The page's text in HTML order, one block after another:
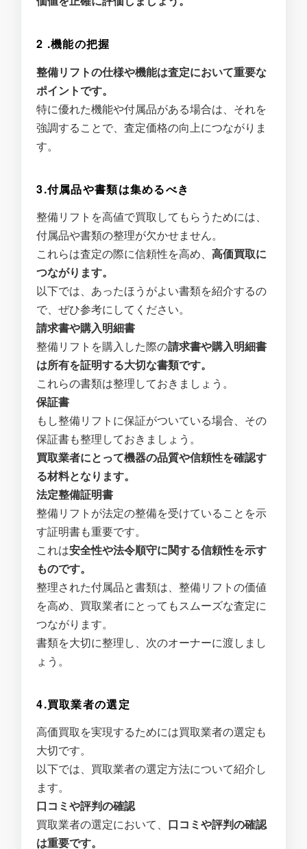
2 .機能の把握
整備リフトの仕様や機能は査定において重要な
ポイントです。
特に優れた機能や付属品がある場合は、それを
強調することで、査定価格の向上につながりま
す。
3.付属品や書類は集めるべき
整備リフトを高値で買取してもらうためには、
付属品や書類の整理が欠かせません。
これらは査定の際に信頼性を高め、高価買取に
つながります。
以下では、あったほうがよい書類を紹介するの
で、ぜひ参考にしてください。
請求書や購入明細書
整備リフトを購入した際の請求書や購入明細書
は所有を証明する大切な書類です。
これらの書類は整理しておきましょう。
保証書
もし整備リフトに保証がついている場合、その
保証書も整理しておきましょう。
買取業者にとって機器の品質や信頼性を確認す
る材料となります。
法定整備証明書
整備リフトが法定の整備を受けていることを示
す証明書も重要です。
これは安全性や法令順守に関する信頼性を示す
ものです。
整理された付属品と書類は、整備リフトの価値
を高め、買取業者にとってもスムーズな査定に
つながります。
書類を大切に整理し、次のオーナーに渡しまし
ょう。
4.買取業者の選定
高価買取を実現するためには買取業者の選定も
大切です。
以下では、買取業者の選定方法について紹介し
ます。
口コミや評判の確認
買取業者の選定において、 口コミや評判の確認
は重要です。